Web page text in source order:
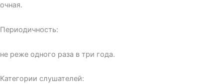
очная.
Периодичность:
не реже одного раза в три года.
Категории слушателей: